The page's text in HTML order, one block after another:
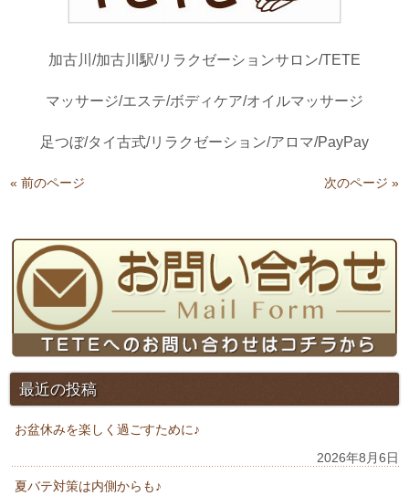
加古川/加古川駅/リラクゼーションサロン/TETE
マッサージ/エステ/ボディケア/オイルマッサージ
足つぼ/タイ古式/リラクゼーション/アロマ/PayPay
« 前のページ 次のページ »
最近の投稿
お盆休みを楽しく過ごすために♪
2026年8月6日
夏バテ対策は内側からも♪